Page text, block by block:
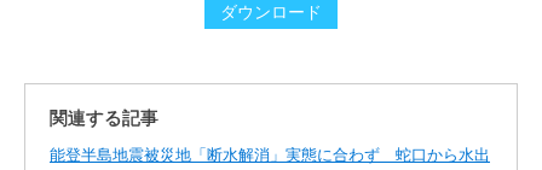
ダウンロード
関連する記事
能登半島地震被災地「断水解消」実態に合わず 蛇口から水出